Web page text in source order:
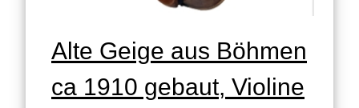
Alte Geige aus Böhmen
ca 1910 gebaut, Violine